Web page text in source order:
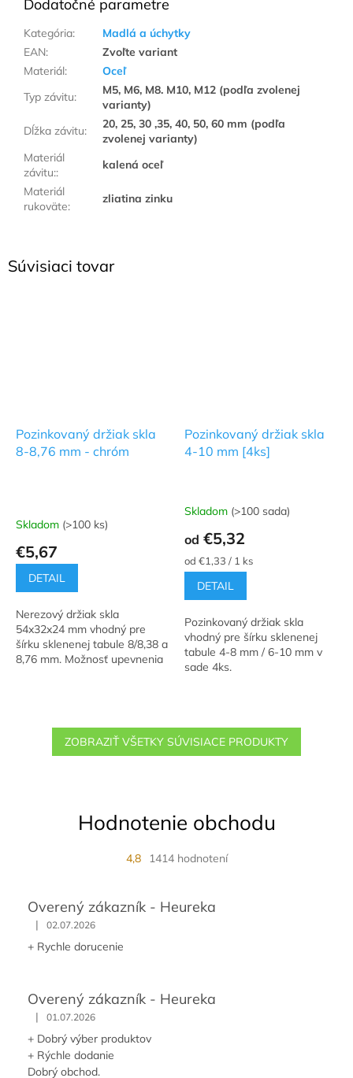
Súvisiaci tovar
Pozinkovaný držiak skla
8-8,76 mm - chróm
Skladom (>100 ks)
€5,67
DETAIL
Nerezový držiak skla
54x32x24 mm vhodný pre
šírku sklenenej tabule 8/8,38 a
8,76 mm. Možnosť upevnenia
Pozinkovaný držiak skla
4-10 mm [4ks]
Priemerné
produktu
je
4,8
5
hviezdičiek.
Skladom (>100 sada)
od €5,32
Jednotková
cena:
od €1,33 / 1 ks
DETAIL
Pozinkovaný držiak skla
vhodný pre šírku sklenenej
tabule 4-8 mm / 6-10 mm v
sade 4ks.
ZOBRAZIŤ VŠETKY SÚVISIACE PRODUKTY
Dodatočné parametre
Kategória:
Madlá a úchytky
EAN:
Zvoľte variant
Materiál:
Oceľ
Typ závitu:
M5, M6, M8. M10, M12 (podľa zvolenej
varianty)
Dĺžka závitu:
20, 25, 30 ,35, 40, 50, 60 mm (podľa
zvolenej varianty)
Materiál
závitu::
kalená oceľ
Materiál
rukoväte:
zliatina zinku
Hodnotenie obchodu
4,8 1414 hodnotení
Overený zákazník - Heureka
| 02.07.2026
+ Rychle dorucenie
Overený zákazník - Heureka
| 01.07.2026
+ Dobrý výber produktov
+ Rýchle dodanie
Dobrý obchod.